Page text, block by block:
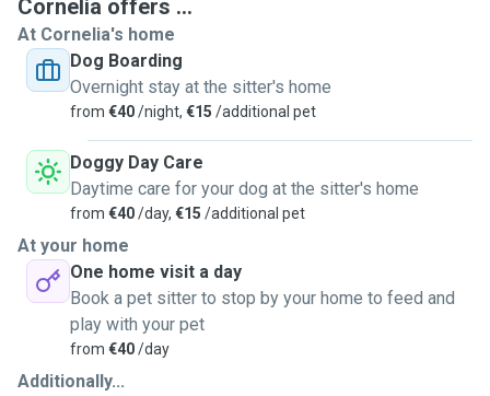
comfortable as possible. I also have experience with birds
(especially zebra finches) and rodents (hamsters, fancy
gerbils, guinea pigs, rabbits, and chinchillas) as I once kept
these small animals myself. I have also worked in horse
and farm animal care. For example, I spent several months
helping out on farms in Australia and New Zealand, where I
looked after horses, sheep, and some cows, among other
Cornelia offers ...
At Cornelia's home
Dog Boarding
Overnight stay at the sitter's home
from €40/night, €15 /additional pet
Doggy Day Care
Daytime care for your dog at the sitter's home
from €40/day, €15 /additional pet
At your home
One home visit a day
Book a pet sitter to stop by your home to feed and
play with your pet
from €40/day
Additionally...